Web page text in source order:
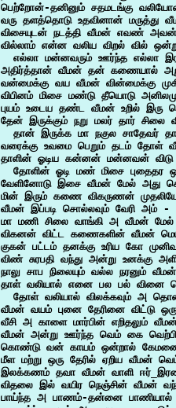
பெற்றோன்-தனினும் சதமடங்கு
வரு தளத்தொடு உதவினான் மருத்து
விசையுடன் நடத்தி வீமன் எவண் அவன்
வில்லாம் என்ன வலிய விறல் வில்
எல்லா மன்னவரும் ஊர்ந்த எல்லா
அதிர்த்தான் வீமன் தன் கணையால்
வன்மைக்கு வய வீமன் வின்மைக்கு
விபினம் மிசை மண்டு தீயொடு
புயம் உடைய தண்ட வீமன் உறில் இரு
தேன் இருக்கும் நறு மலர் தார்
தான் இருக்க மா நகுல சாதேவர்
வரைக்கு உவமை பெறும் தடம் தோள்
தாளின் ஓடிய கன்னன் மன்னவன் விடு
தோளின் ஓடி மண் மிசை புதைதர
வேளினோடு இசை வீமன் மேல் அது
மின் இரும் கணை விகருணன்
வீமன் இப்படி சொல்லவும் வேரி அம் -
மா மணி சிலை வாங்கி அ வீமன் மேல்
விகனன் விட்ட கணைகளின் வீமன்
குகன் பட்டம் தனக்கு உரிய கோ
விண் சுரபதி வந்து அன்று உனக்கு
நாலு சாப நிலையும் வல்ல நரனும்
தாள் வலியால் எனை பல பல் வினை
தோள் வலியால் விலக்கவும் அ
வீமன் வயம் புனை தேரினை விட்டு
வீசி அ காளை மார்பின் எறிதலும்
வீமன் அன்று ஊர்ந்த வெம் கை
கொண்டு வன் காயம் ஒன்றால்
மீள மற்று ஒரு தேரில் ஏறிய வீமன்
இலக்கணம் தவா வீமன் வாளி
விதலை இல் வயிர நெஞ்சின் வீமன்
பாய்ந்த அ பாணம்-தன்னை பாணியால்